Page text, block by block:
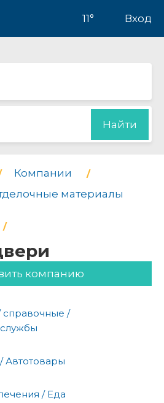
11° Вход
Найти
Компании
материалы
компанию
/
Автотовары
/ Еда